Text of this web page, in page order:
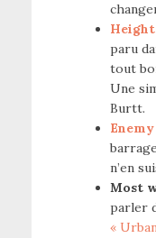
paru
tout
Une
Burtt.
n’en
Most
parler
«